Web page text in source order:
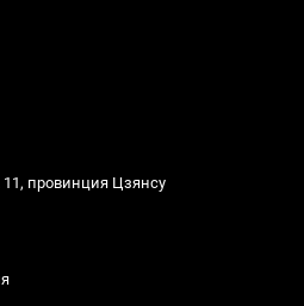
11, провинция Цзянсу